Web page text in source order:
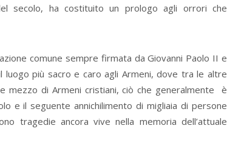
secolo, ha costituito un prologo agli orrori che
comune sempre firmata da Giovanni Paolo II e
luogo più sacro e caro agli Armeni, dove tra le altre
mezzo di Armeni cristiani, ciò che generalmente è
e il seguente annichilimento di migliaia di persone
tragedie ancora vive nella memoria dell’attuale